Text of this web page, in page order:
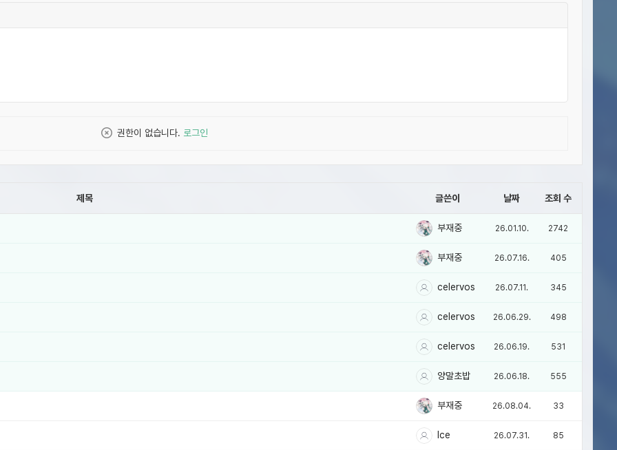
권한이 없습니다. 로그인
제목 글쓴이 날짜 조회 수
부재중 26.01.10. 2742
부재중 26.07.16. 405
celervos 26.07.11. 345
celervos 26.06.29. 498
celervos 26.06.19. 531
양말초밥 26.06.18. 555
부재중 26.08.04. 33
Ice 26.07.31. 85